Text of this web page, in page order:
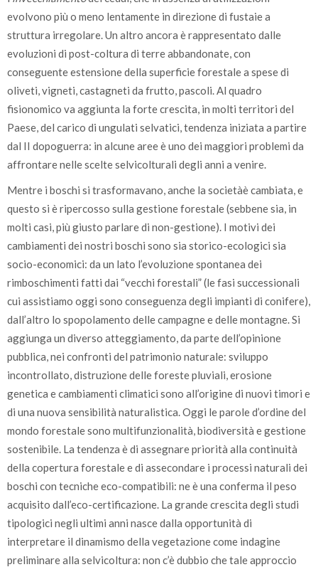
evolvono più o meno lentamente in direzione di fustaie a
struttura irregolare. Un altro ancora è rappresentato dalle
evoluzioni di post-coltura di terre abbandonate, con
conseguente estensione della superficie forestale a spese di
oliveti, vigneti, castagneti da frutto, pascoli. Al quadro
fisionomico va aggiunta la forte crescita, in molti territori del
Paese, del carico di ungulati selvatici, tendenza iniziata a partire
dal II dopoguerra: in alcune aree è uno dei maggiori problemi da
affrontare nelle scelte selvicolturali degli anni a venire.
Mentre i boschi si trasformavano, anche la societàè cambiata, e
questo si è ripercosso sulla gestione forestale (sebbene sia, in
molti casi, più giusto parlare di non-gestione). I motivi dei
cambiamenti dei nostri boschi sono sia storico-ecologici sia
socio-economici: da un lato l’evoluzione spontanea dei
rimboschimenti fatti dai “vecchi forestali” (le fasi successionali
cui assistiamo oggi sono conseguenza degli impianti di conifere),
dall’altro lo spopolamento delle campagne e delle montagne. Si
aggiunga un diverso atteggiamento, da parte dell’opinione
pubblica, nei confronti del patrimonio naturale: sviluppo
incontrollato, distruzione delle foreste pluviali, erosione
genetica e cambiamenti climatici sono all’origine di nuovi timori e
di una nuova sensibilità naturalistica. Oggi le parole d’ordine del
mondo forestale sono multifunzionalità, biodiversità e gestione
sostenibile. La tendenza è di assegnare priorità alla continuità
della copertura forestale e di assecondare i processi naturali dei
boschi con tecniche eco-compatibili: ne è una conferma il peso
acquisito dall’eco-certificazione. La grande crescita degli studi
tipologici negli ultimi anni nasce dalla opportunità di
interpretare il dinamismo della vegetazione come indagine
preliminare alla selvicoltura: non c’è dubbio che tale approccio